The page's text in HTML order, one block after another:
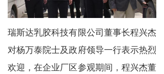
瑞斯达乳胶科技有限公司董事长程兴杰
对杨万泰院士及政府领导一行表示热烈
欢迎，在企业厂区参观期间，程兴杰董